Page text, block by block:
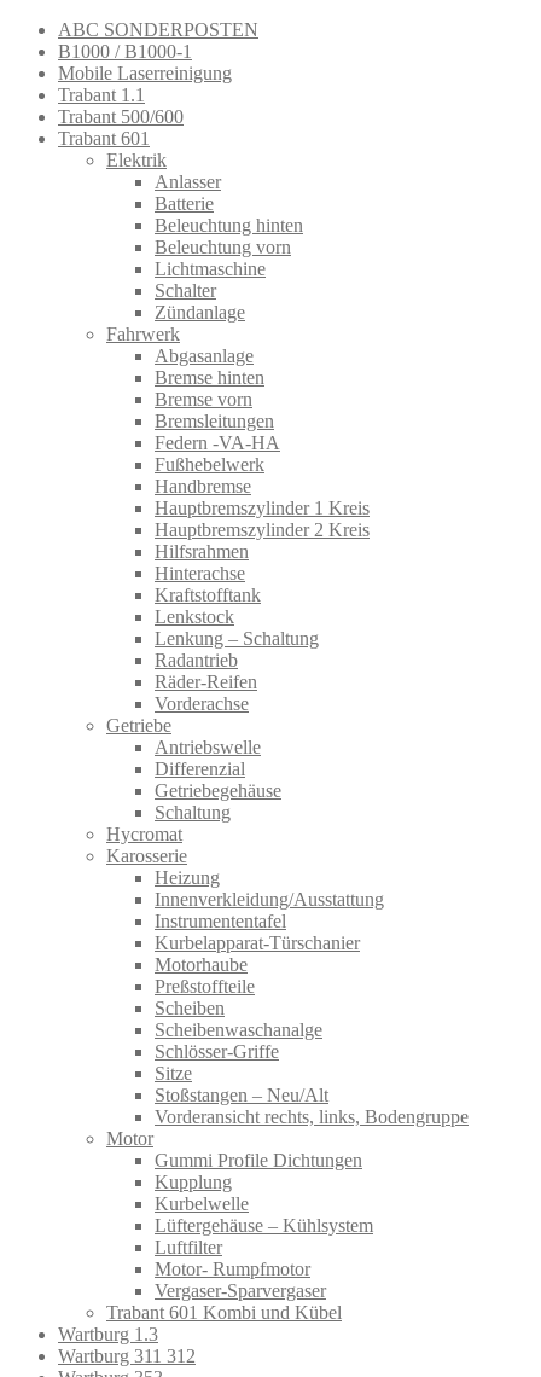
ABC SONDERPOSTEN
B1000 / B1000-1
Mobile Laserreinigung
Trabant 1.1
Trabant 500/600
Trabant 601
Elektrik
Anlasser
Batterie
Beleuchtung hinten
Beleuchtung vorn
Lichtmaschine
Schalter
Zündanlage
Fahrwerk
Abgasanlage
Bremse hinten
Bremse vorn
Bremsleitungen
Federn -VA-HA
Fußhebelwerk
Handbremse
Hauptbremszylinder 1 Kreis
Hauptbremszylinder 2 Kreis
Hilfsrahmen
Hinterachse
Kraftstofftank
Lenkstock
Lenkung – Schaltung
Radantrieb
Räder-Reifen
Vorderachse
Getriebe
Antriebswelle
Differenzial
Getriebegehäuse
Schaltung
Hycromat
Karosserie
Heizung
Innenverkleidung/Ausstattung
Instrumententafel
Kurbelapparat-Türschanier
Motorhaube
Preßstoffteile
Scheiben
Scheibenwaschanalge
Schlösser-Griffe
Sitze
Stoßstangen – Neu/Alt
Vorderansicht rechts, links, Bodengruppe
Motor
Gummi Profile Dichtungen
Kupplung
Kurbelwelle
Lüftergehäuse – Kühlsystem
Luftfilter
Motor- Rumpfmotor
Vergaser-Sparvergaser
Trabant 601 Kombi und Kübel
Wartburg 1.3
Wartburg 311 312